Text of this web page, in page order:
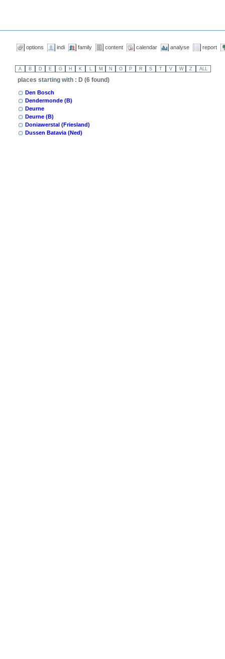
options indi family content calendar analyse report
places starting with : D (6 found)
Den Bosch
Dendermonde (B)
Deurne
Deurne (B)
Doniawerstal (Friesland)
Dussen Batavia (Ned)